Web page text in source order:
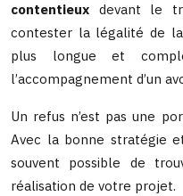
contentieux devant le
contester la légalité de
plus longue et
l’accompagnement d’un
Un refus n’est pas une
Avec la bonne stratégie
souvent possible de
réalisation de votre projet.